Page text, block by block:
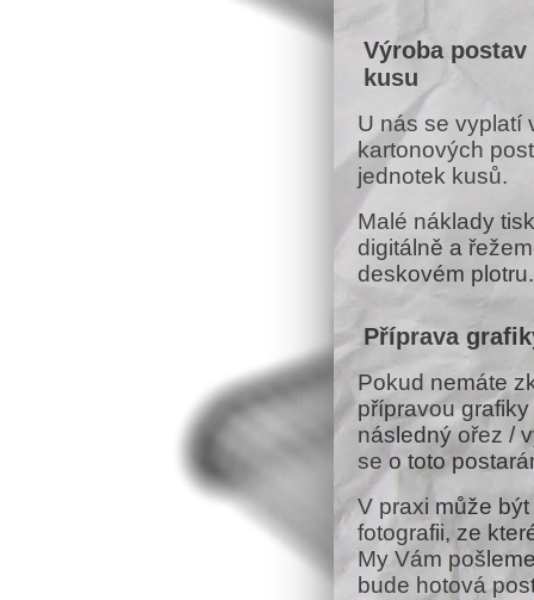
Výroba
kusu
U nás se vyplatí
kartonových
jednotek kusů.
Malé náklady
digitálně a
deskovém plotru.
Příprava
Pokud nemáte
přípravou
následný ořez /
se o toto
V praxi může
fotografii, ze
My Vám
bude hotová